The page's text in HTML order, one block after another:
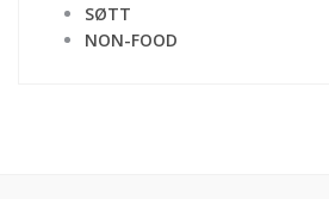
SØTT
NON-FOOD